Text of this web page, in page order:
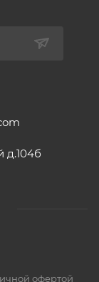
д.104б
офертой